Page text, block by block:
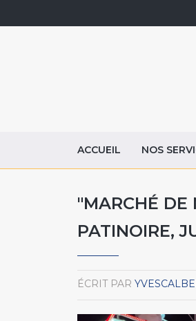
ACCUEIL NOS
"MARCHÉ DE
PATINOIRE,
ÉCRIT PAR